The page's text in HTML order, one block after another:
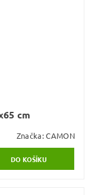
cm
Značka:CAMON